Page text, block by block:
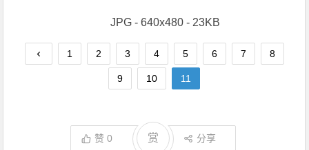
JPG - 640x480 - 23KB
1 2 3 4 5 6 7 8
9 10 11
赞0 赏 分享